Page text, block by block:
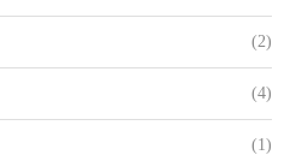
(2)
(4)
(1)